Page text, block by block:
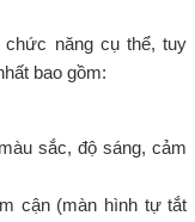
năng cụ thể, tuy
bao gồm:
sắc, độ sáng, cảm
cận (màn hình tự tắt